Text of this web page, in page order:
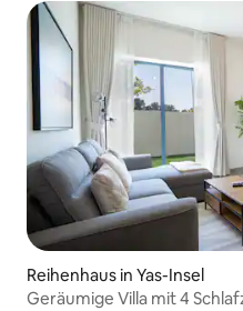
Reihenhaus in Yas-Insel
Geräumige Villa mit 4